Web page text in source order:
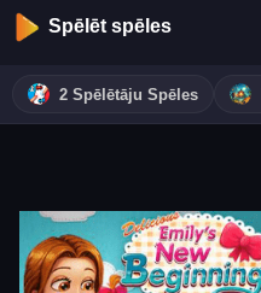
Spēlēt spēles
2 Spēlētāju Spēles